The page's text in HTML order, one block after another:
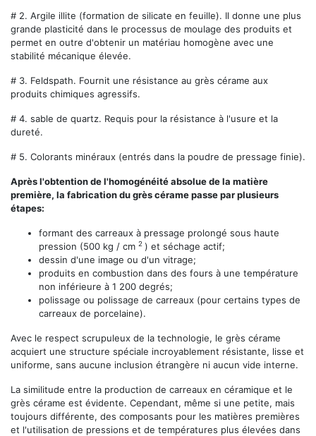
# 2. Argile illite (formation de silicate en feuille). Il donne une plus
grande plasticité dans le processus de moulage des produits et
permet en outre d'obtenir un matériau homogène avec une
stabilité mécanique élevée.
# 3. Feldspath. Fournit une résistance au grès cérame aux
produits chimiques agressifs.
# 4. sable de quartz. Requis pour la résistance à l'usure et la
dureté.
# 5. Colorants minéraux (entrés dans la poudre de pressage finie).
Après l'obtention de l'homogénéité absolue de la matière
première, la fabrication du grès cérame passe par plusieurs
étapes:
formant des carreaux à pressage prolongé sous haute
pression (500 kg / cm 2 ) et séchage actif;
dessin d'une image ou d'un vitrage;
produits en combustion dans des fours à une température
non inférieure à 1 200 degrés;
polissage ou polissage de carreaux (pour certains types de
carreaux de porcelaine).
Avec le respect scrupuleux de la technologie, le grès cérame
acquiert une structure spéciale incroyablement résistante, lisse et
uniforme, sans aucune inclusion étrangère ni aucun vide interne.
La similitude entre la production de carreaux en céramique et le
grès cérame est évidente. Cependant, même si une petite, mais
toujours différente, des composants pour les matières premières
et l'utilisation de pressions et de températures plus élevées dans